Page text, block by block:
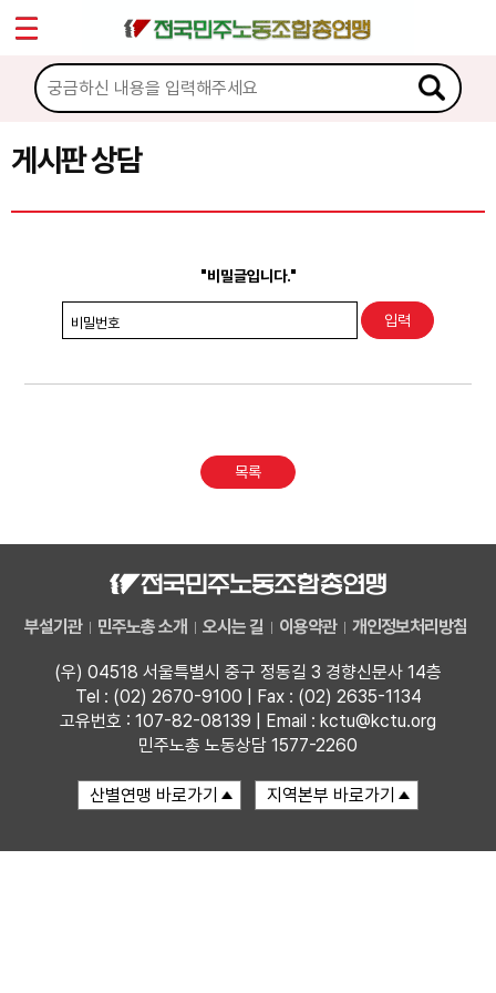
게시판 상담
"비밀글입니다."
비밀번호
목록
부설기관 민주노총 소개 오시는 길 이용약관 개인정보처리방침
(우) 04518 서울특별시 중구 정동길 3 경향신문사 14층
Tel : (02) 2670-9100 | Fax : (02) 2635-1134
고유번호 : 107-82-08139 | Email : kctu@kctu.org
민주노총 노동상담 1577-2260
마이페이지
소개
소식
노동상담
권리찾기수첩 검색
찾아보기
Sketchbook5, 스케치북5
Sketchbook5, 스케치북5